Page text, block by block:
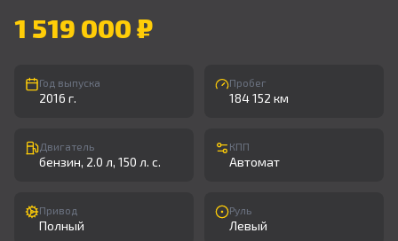
1 519 000 ₽
Год выпуска
2016 г.
Пробег
184 152 км
Двигатель
бензин, 2.0 л, 150 л. с.
КПП
Автомат
Привод
Полный
Руль
Левый